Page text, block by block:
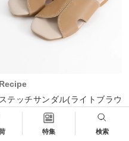
特集 検索
Recipe
ステッチサンダル(ライトブラウ
)
（税込） 20%OFF